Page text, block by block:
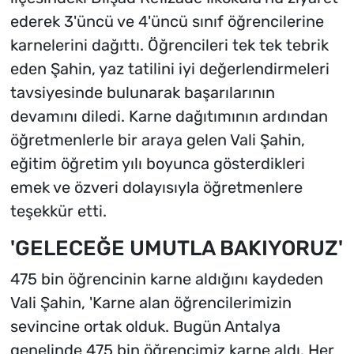
ederek 3'üncü ve 4'üncü sınıf öğrencilerine
karnelerini dağıttı. Öğrencileri tek tek tebrik
eden Şahin, yaz tatilini iyi değerlendirmeleri
tavsiyesinde bulunarak başarılarının
devamını diledi. Karne dağıtımının ardından
öğretmenlerle bir araya gelen Vali Şahin,
eğitim öğretim yılı boyunca gösterdikleri
emek ve özveri dolayısıyla öğretmenlere
teşekkür etti.
'GELECEĞE UMUTLA BAKIYORUZ'
475 bin öğrencinin karne aldığını kaydeden
Vali Şahin, 'Karne alan öğrencilerimizin
sevincine ortak olduk. Bugün Antalya